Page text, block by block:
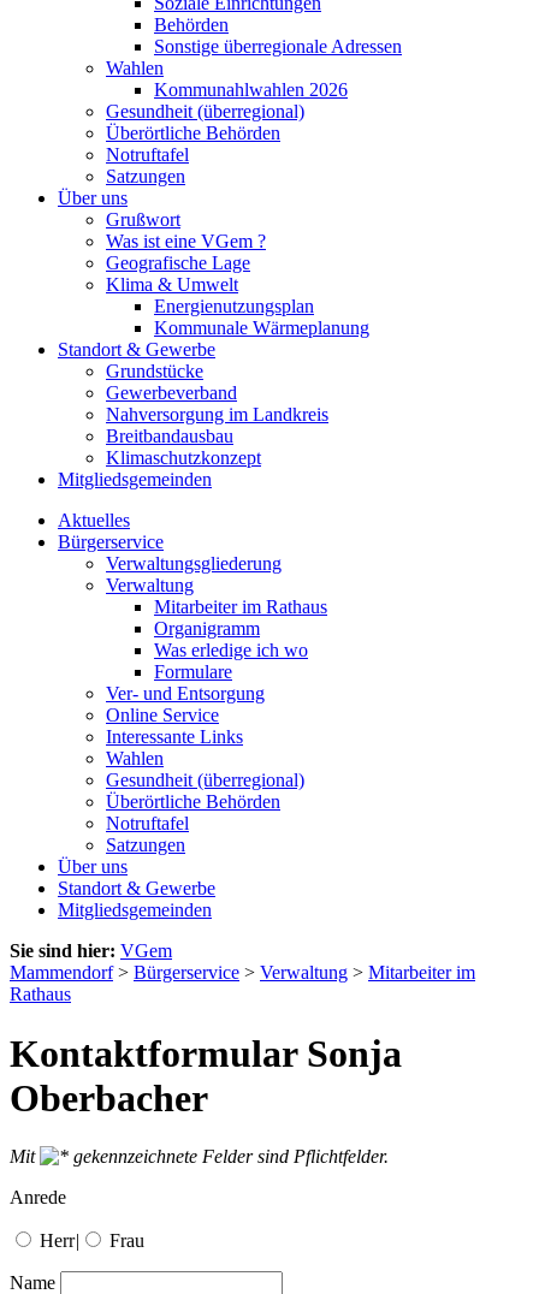
Behörden
Sonstige überregionale Adressen
Wahlen
Kommunahlwahlen 2026
Gesundheit (überregional)
Überörtliche Behörden
Notruftafel
Satzungen
Über uns
Grußwort
Was ist eine VGem ?
Geografische Lage
Klima & Umwelt
Energienutzungsplan
Kommunale Wärmeplanung
Standort & Gewerbe
Grundstücke
Gewerbeverband
Nahversorgung im Landkreis
Breitbandausbau
Klimaschutzkonzept
Mitgliedsgemeinden
Aktuelles
Bürgerservice
Verwaltungsgliederung
Verwaltung
Mitarbeiter im Rathaus
Organigramm
Was erledige ich wo
Formulare
Ver- und Entsorgung
Online Service
Interessante Links
Wahlen
Gesundheit (überregional)
Überörtliche Behörden
Notruftafel
Satzungen
Über uns
Standort & Gewerbe
Mitgliedsgemeinden
Sie sind hier: VGem
Mammendorf> Bürgerservice > Verwaltung > Mitarbeiter im
Rathaus
Kontaktformular Sonja
Oberbacher
Mit
gekennzeichnete Felder sind Pflichtfelder.
Anrede
Herr| Frau
Name